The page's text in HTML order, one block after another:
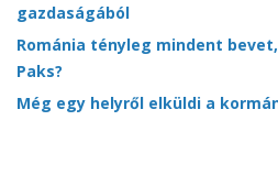
gazdaságából
Románia tényleg mindent
Paks?
Még egy helyről elküldi a